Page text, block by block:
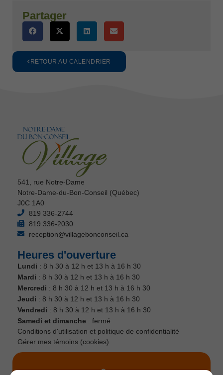
Partager
RETOUR AU CALENDRIER
541, rue Notre-Dame
Notre-Dame-du-Bon-Conseil (Québec)
J0C 1A0
819 336-2744
819 336-2030
reception@villagebonconseil.ca
Heures d'ouverture
Lundi : 8 h 30 à 12 h et 13 h à 16 h 30
Mardi : 8 h 30 à 12 h et 13 h à 16 h 30
Mercredi : 8 h 30 à 12 h et 13 h à 16 h 30
Jeudi : 8 h 30 à 12 h et 13 h à 16 h 30
Vendredi : 8 h 30 à 12 h et 13 h à 16 h 30
Samedi et dimanche : fermé
Conditions d'utilisation et politique de confidentialité
Gérer mes témoins (cookies)